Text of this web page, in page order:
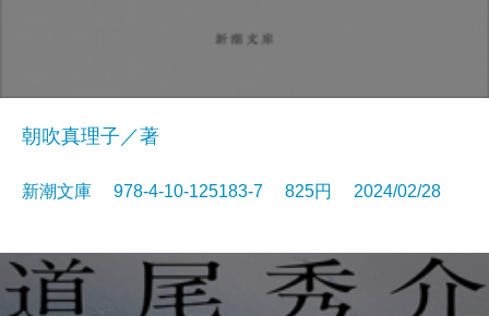
朝吹真理子／著
新潮文庫 978-4-10-125183-7 825円 2024/02/28